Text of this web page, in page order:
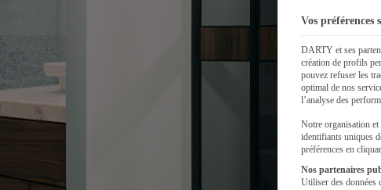
Vos préférences
DARTY et ses
création de profils
pouvez refuser les
optimal de nos
l’analyse des
Notre organisation et
identifiants uniques
préférences en
Nos partenaires
Utiliser des données